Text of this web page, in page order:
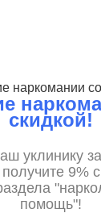
скидкой!
уклинику
9%
помощь"!